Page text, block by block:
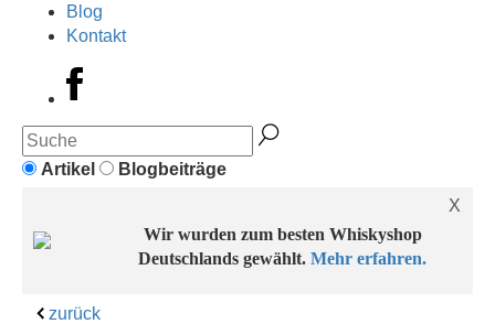
Blog
Kontakt
Artikel
Blogbeiträge
X
Wir wurden zum besten Whiskyshop
Deutschlands gewählt.Mehr erfahren.
zurück